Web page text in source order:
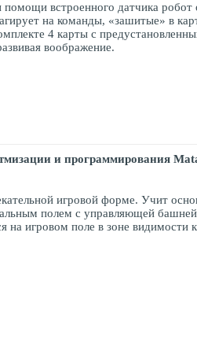
встроенного датчика
на команды, «зашитые» в
4 карты с
воображение.
и программирования
игровой форме. Учит
полем с управляющей
на игровом поле в зоне